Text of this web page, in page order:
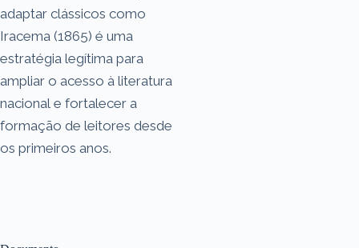
adaptar clássicos como
Iracema (1865) é uma
estratégia legítima para
ampliar o acesso à literatura
nacional e fortalecer a
formação de leitores desde
os primeiros anos.